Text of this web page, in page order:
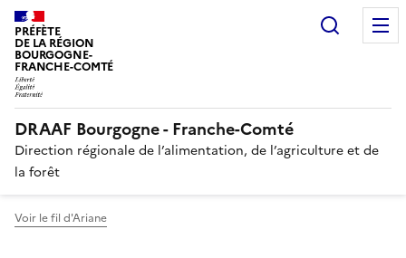
PRÉFÈTE
DE LA RÉGION
BOURGOGNE-
FRANCHE-COMTÉ
DRAAF Bourgogne - Franche-Comté
Direction régionale de l’alimentation, de l’agriculture et de
la forêt
Voir le fil d'Ariane